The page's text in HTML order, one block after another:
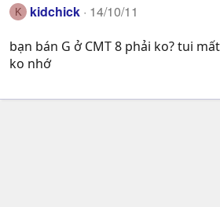
K kidchick 14/10/11
bạn bán G ở CMT 8 phải ko? tui
ko nhớ